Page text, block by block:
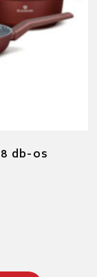
db-os